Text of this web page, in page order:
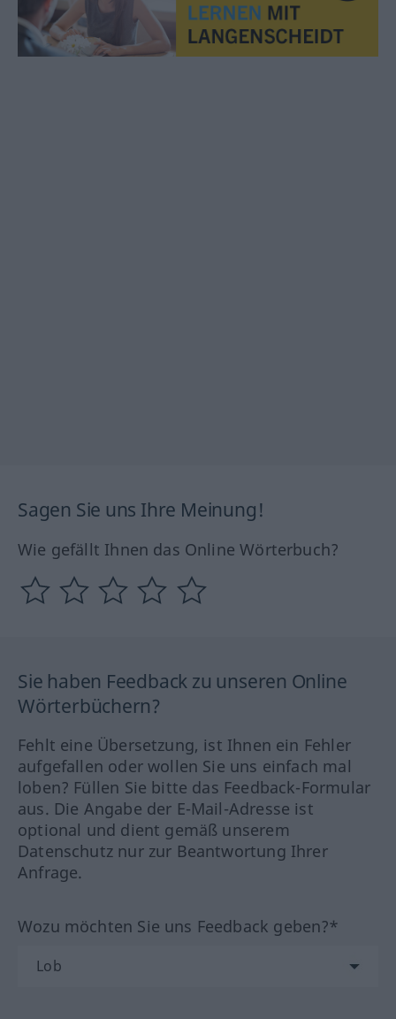
Sagen Sie uns Ihre Meinung!
Wie gefällt Ihnen das Online Wörterbuch?
Sie haben Feedback zu unseren Online
Wörterbüchern?
Fehlt eine Übersetzung, ist Ihnen ein Fehler
aufgefallen oder wollen Sie uns einfach mal
loben? Füllen Sie bitte das Feedback-Formular
aus. Die Angabe der E-Mail-Adresse ist
optional und dient gemäß unserem
Datenschutz nur zur Beantwortung Ihrer
Anfrage.
Wozu möchten Sie uns Feedback geben?*